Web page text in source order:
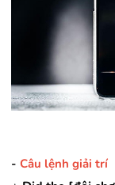
- Câu lệnh giải trí